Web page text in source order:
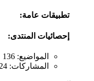
تطبيقات عامة:
إحصائيات المنتدى:
المواضيع: 136
المشاركات: 1,324